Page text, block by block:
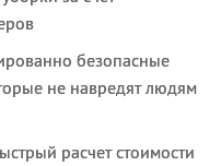
безопасные
не навредят людям
расчет стоимости